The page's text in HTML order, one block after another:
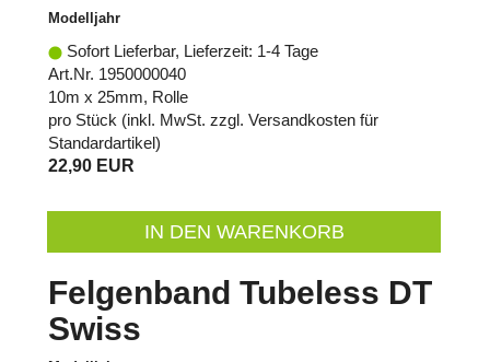
Modelljahr
Sofort Lieferbar, Lieferzeit: 1-4 Tage
Art.Nr. 1950000040
10m x 25mm, Rolle
pro Stück (inkl. MwSt. zzgl. Versandkosten für
Standardartikel)
22,90 EUR
IN DEN WARENKORB
Felgenband Tubeless DT
Swiss